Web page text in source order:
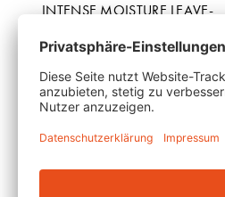
INTENSE MOISTURE LEAVE-
ANSEHEN